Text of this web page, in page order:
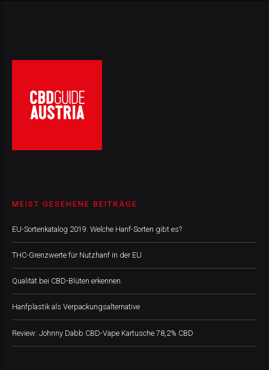
MEIST GESEHENE BEITRÄGE
EU-Sortenkatalog 2019. Welche Hanf-Sorten gibt es?
THC-Grenzwerte für Nutzhanf in der EU
Qualität bei CBD-Blüten erkennen.
Hanfplastik als Verpackungsalternative
Review: Johnny Dabb CBD-Vape Kartusche 78,2% CBD